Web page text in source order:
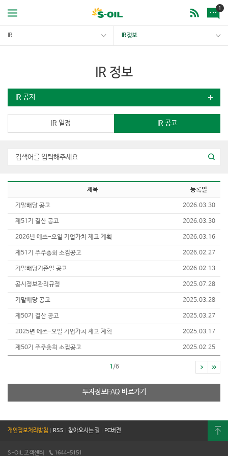
1
IR IR 정보
IR 정보
IR 공지
IR 일정 IR 공고
제목 등록일
기말배당 공고 2026.03.30
제51기 결산 공고 2026.03.30
2026년 에쓰-오일 기업가치 제고 계획 2026.03.16
제51기 주주총회 소집공고 2026.02.27
기말배당기준일 공고 2026.02.13
공시정보관리규정 2025.07.28
기말배당 공고 2025.03.28
제50기 결산 공고 2025.03.27
2025년 에쓰-오일 기업가치 제고 계획 2025.03.17
제50기 주주총회 소집공고 2025.02.25
1 /6
투자정보FAQ 바로가기
개인정보처리방침 RSS 찾아오시는 길 PC버전
S-OIL 고객센터 1644-5151